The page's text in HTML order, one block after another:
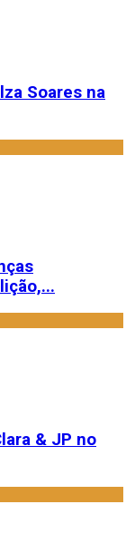
Soares na
& JP no